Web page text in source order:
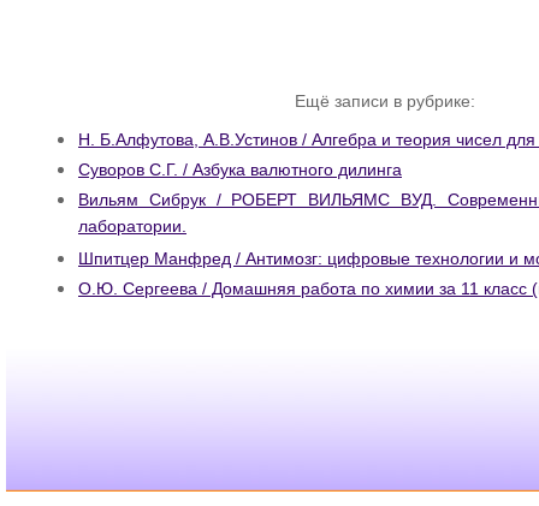
Ещё записи в рубрике:
Н. Б.Алфутова, А.В.Устинов / Алгебра и теория чисел
Суворов С.Г. / Азбука валютного дилинга
Вильям Сибрук / РОБЕРТ ВИЛЬЯМС ВУД.
лаборатории.
Шпитцер Манфред / Антимозг: цифровые технологии и
О.Ю. Сергеева / Домашняя работа по химии за 11 класс